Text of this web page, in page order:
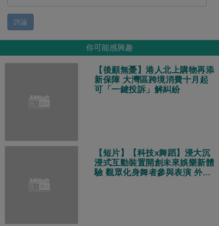
評論
你可能感興趣
【後顧無憂】港人北上購物再添
新保障 大灣區跨境消費十月起
可「一鍵投訴」解糾紛
【短片】【科技x舞蹈】浸大沉
浸式互動裝置開創未來娛樂新體
驗 觀眾化身舞者參與表演 外國